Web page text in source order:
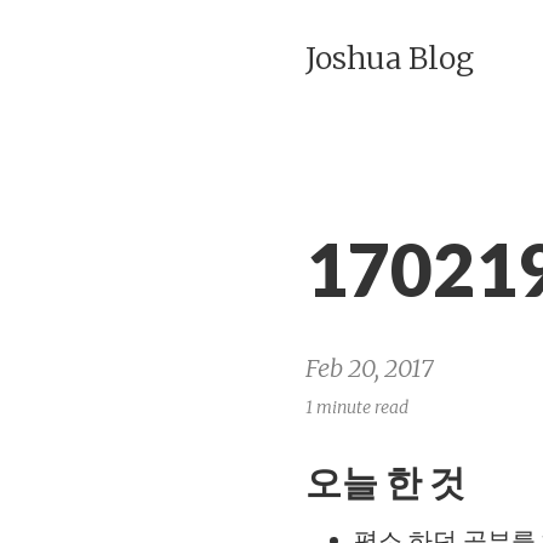
Joshua Blog
Feb 20, 2017
1 minute read
오늘 한 것